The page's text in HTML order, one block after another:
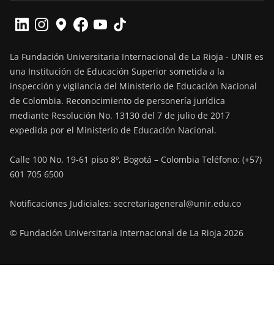
La Fundación Universitaria Internacional de La Rioja - UNIR es
una Institución de Educación Superior sometida a la
inspección y vigilancia del Ministerio de Educación Nacional
de Colombia. Reconocimiento de personería jurídica
mediante Resolución No. 13130 del 7 de julio de 2017
expedida por el Ministerio de Educación Nacional.
Calle 100 No. 19-61 piso 8º, Bogotá – Colombia Teléfono: (+57)
601 705 6500
Notificaciones Judiciales: secretariageneral@unir.edu.co
© Fundación Universitaria Internacional de La Rioja 2026